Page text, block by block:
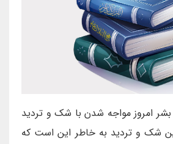
امروز مواجه شدن با شک و تردید
شک و تردید به خاطر این است که